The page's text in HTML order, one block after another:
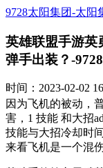
9728太阳集团-太阳
英雄联盟手游英
弹手出装？-
时间：2023-02-02
因为飞机的被动，
害，1 技能 和大招
技能与大招冷却时
来看飞机是一个混